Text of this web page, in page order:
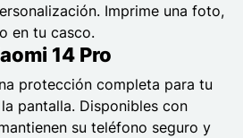
Imprime una foto,
en tu casco.
14 Pro
protección completa para tu
pantalla. Disponibles con
su teléfono seguro y